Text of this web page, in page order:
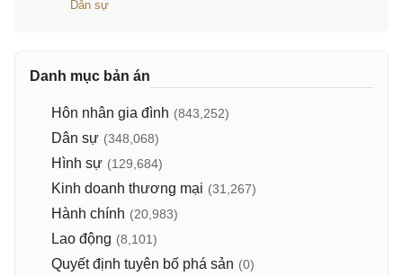
Dân sự
Danh mục bản án
Hôn nhân gia đình (843,252)
Dân sự (348,068)
Hình sự (129,684)
Kinh doanh thương mại (31,267)
Hành chính (20,983)
Lao động (8,101)
Quyết định tuyên bố phá sản (0)